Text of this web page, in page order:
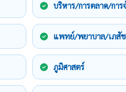
บริหาร/การตลาด/การ
แพทย์/พยาบาล/เภสั
ภูมิศาสตร์